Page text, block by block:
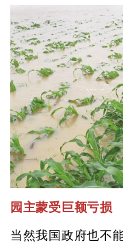
园主蒙受巨额亏损
当然我国政府也不